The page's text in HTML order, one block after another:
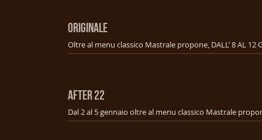
ORIGINALE
AFTER 22